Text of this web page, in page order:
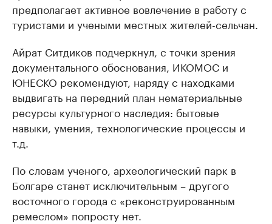
предполагает активное вовлечение в работу с
туристами и учеными местных жителей-сельчан.
Айрат Ситдиков подчеркнул, с точки зрения
документального обоснования, ИКОМОС и
ЮНЕСКО рекомендуют, наряду с находками
выдвигать на передний план нематериальные
ресурсы культурного наследия: бытовые
навыки, умения, технологические процессы и
т.д.
По словам ученого, археологический парк в
Болгаре станет исключительным – другого
восточного города с «реконструированным
ремеслом» попросту нет.